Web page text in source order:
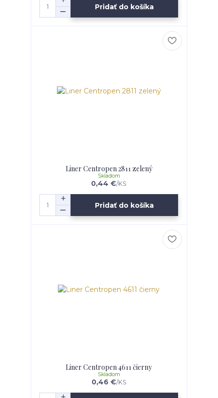
Pridať do košíka
Liner Centropen 2811 zelený
0,44 €/KS
Skladom
Pridať do košíka
Liner Centropen 4611 čierny
0,46 €/KS
Skladom